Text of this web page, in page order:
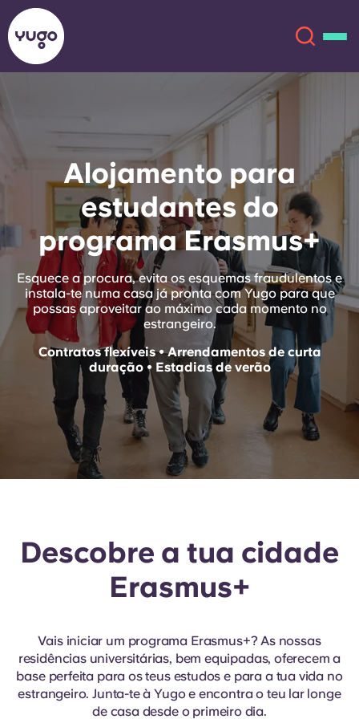
Localizações
Mais
Conta Língua
English (GB)
English (US)
Chinese
Català
Deutsch
Italian
French
Selecione um país
Selecione uma cidade
Selecione uma residência
Iniciar sessão
Reservar agora
English (US)
Chinese Español
Català Deutsch
Italian French
Portuguese
Alojamento para
estudantes do
programa Erasmus+
Esquece a procura, evita os esquemas fraudulentos e
instala-te numa casa já pronta com Yugo para que
possas aproveitar ao máximo cada momento no
estrangeiro.
Contratos flexíveis • Arrendamentos de curta
duração • Estadias de verão
Descobre a tua cidade
Erasmus+
Vais iniciar um programa Erasmus+? As nossas
residências universitárias, bem equipadas, oferecem a
base perfeita para os teus estudos e para a tua vida no
estrangeiro. Junta-te à Yugo e encontra o teu lar longe
de casa desde o primeiro dia.